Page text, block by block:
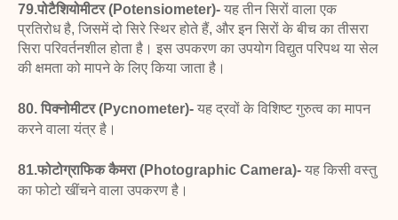
79.पोटैशियोमीटर (Potensiometer)- यह तीन सिरों वाला एक
प्रतिरोध है, जिसमें दो सिरे स्थिर होते हैं, और इन सिरों के बीच का तीसरा
सिरा परिवर्तनशील होता है। इस उपकरण का उपयोग विद्युत परिपथ या सेल
की क्षमता को मापने के लिए किया जाता है।
80. पिक्नोमीटर (Pycnometer)- यह द्रवों के विशिष्ट गुरुत्व का मापन
करने वाला यंत्र है।
81.फोटोग्राफिक कैमरा (Photographic Camera)- यह किसी वस्तु
का फोटो खींचने वाला उपकरण है।